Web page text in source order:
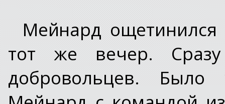
Мейнард ощетинился
тот же вечер.
добровольцев.